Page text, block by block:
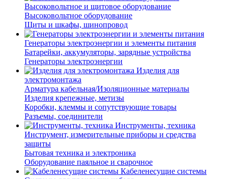
Высоковольтное и щитовое оборудование
Высоковольтное оборудование
Щиты и шкафы, шинопровод
Генераторы электроэнергии и элементы питания
Батарейки, аккумуляторы, зарядные устройства
Генераторы электроэнергии
Изделия для
электромонтажа
Арматура кабельная/Изоляционные материалы
Изделия крепежные, метизы
Коробки, клеммы и сопутствующие товары
Разъемы, соединители
Инструменты, техника
Инструмент, измерительные приборы и средства
защиты
Бытовая техника и электроника
Оборудование паяльное и сварочное
Кабеленесущие системы